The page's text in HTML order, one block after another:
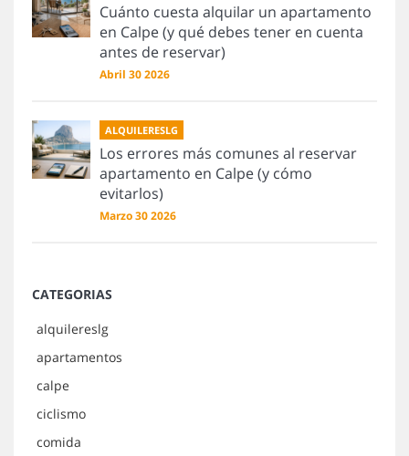
Cuánto cuesta alquilar un apartamento
en Calpe (y qué debes tener en cuenta
antes de reservar)
Abril 30 2026
ALQUILERESLG
Los errores más comunes al reservar
apartamento en Calpe (y cómo
evitarlos)
Marzo 30 2026
CATEGORIAS
alquilereslg
apartamentos
calpe
ciclismo
comida